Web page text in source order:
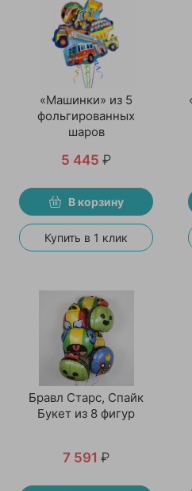
«Машинки» из 5
фольгированных
шаров
5 445 ₽
В корзину
Купить в 1 клик
Бравл Старс, Спайк
Букет из 8 фигур
7 591 ₽